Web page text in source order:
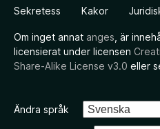
Sekretess Kakor
Om inget annat anges , är
licensierat under licensen
Share-Alike License v3.0 eller
Ändra språk